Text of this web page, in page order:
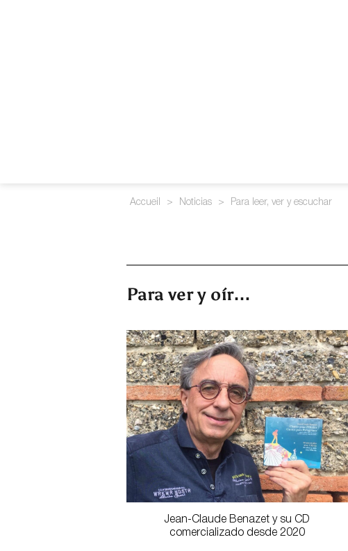
Accueil > Noticias > Para leer, ver y escuchar
Para ver y oír…
Jean-Claude Benazet y su CD
comercializado desde 2020